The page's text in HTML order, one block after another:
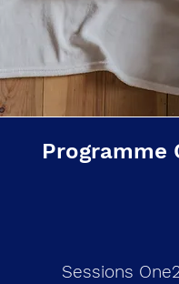
Programme
Sessions